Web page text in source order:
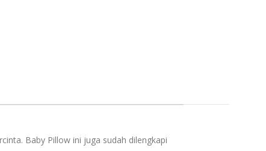
Baby Pillow ini juga sudah dilengkapi